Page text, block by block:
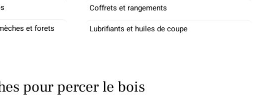
et forets
Coffrets et rangements
Lubrifiants et huiles de coupe
pour percer le bois